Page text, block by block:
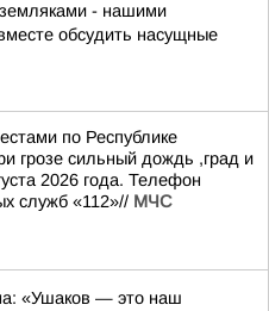
земляками - нашими
обсудить насущные
по Республике
грозе сильный дождь ,град и
2026 года. Телефон
служб «112»// МЧС
«Ушаков — это наш